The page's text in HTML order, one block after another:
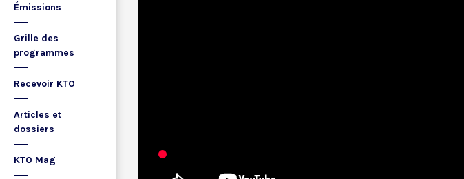
Émissions
Grille des
programmes
Recevoir KTO
Articles et
dossiers
KTO Mag